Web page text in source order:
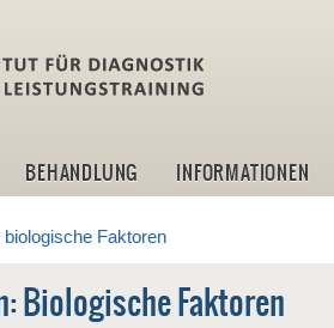
BEHANDLUNG INFORMATIONEN
Faktoren
Biologische Faktoren